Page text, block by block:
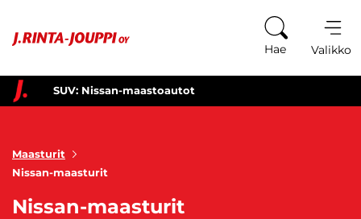
Hae Valikko
SUV: Nissan-maastoautot
Maasturit
Nissan-maasturit
Nissan-maasturit